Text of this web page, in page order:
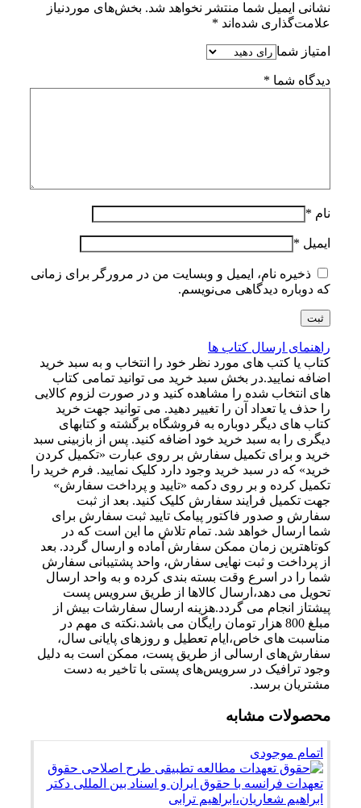
نشانی ایمیل شما منتشر نخواهد شد. بخش‌های موردنیاز
علامت‌گذاری شده‌اند *
امتیاز شما
دیدگاه شما *
نام *
ایمیل *
ذخیره نام، ایمیل و وبسایت من در مرورگر برای زمانی
که دوباره دیدگاهی می‌نویسم.
راهنمای ارسال کتاب ها
کتاب یا کتب های مورد نظر خود را انتخاب و به سبد خرید
اضافه نمایید.در بخش سبد خرید می توانید تمامی کتاب
های انتخاب شده را مشاهده کنید و در صورت لزوم کالایی
را حذف یا تعداد آن را تغییر دهید. می توانید جهت خرید
کتاب های دیگر دوباره به فروشگاه برگشته و کتابهای
دیگری را به سبد خرید خود اضافه کنید. پس از بازبینی سبد
خرید و برای تکمیل سفارش بر روی عبارت «تکمیل کردن
خرید» که در سبد خرید وجود دارد کلیک نمایید. فرم خرید را
تکمیل کرده و بر روی دکمه «تایید و پرداخت سفارش»
جهت تکمیل فرایند سفارش کلیک کنید. بعد از ثبت
سفارش و صدور فاکتور پیامک تایید ثبت سفارش برای
شما ارسال خواهد شد. تمام تلاش ما این است که در
کوتاهترین زمان ممکن سفارش آماده و ارسال گردد. بعد
از پرداخت و ثبت نهایی سفارش، واحد پشتیبانی سفارش
شما را در اسرع وقت بسته بندی کرده و به واحد ارسال
تحویل می دهد،ارسال کالاها از طریق سرویس پست
پیشتاز انجام می گردد.هزینه ارسال سفارشات بیش از
مبلغ 800 هزار تومان رایگان می باشد.نکته ی مهم در
مناسبت‌ های خاص،ایام تعطیل و روزهای پایانی سال،
سفارش‌‏های ارسالی از طریق پست، ممکن است به دلیل
وجود ترافیک در سرویس‌‏های پستی با تاخیر به دست
مشتریان برسد.
محصولات مشابه
اتمام موجودی